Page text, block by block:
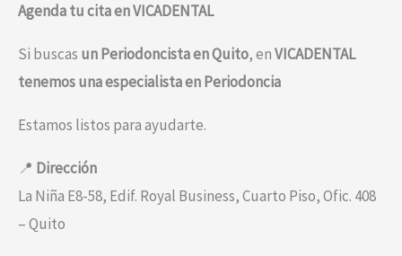
Agenda tu cita en VICADENTAL
Si buscas un Periodoncista en Quito, enVICADENTAL
tenemos una especialista en Periodoncia
Estamos listos para ayudarte.
📍 Dirección
La Niña E8-58, Edif. Royal Business, Cuarto Piso, Ofic. 408
– Quito